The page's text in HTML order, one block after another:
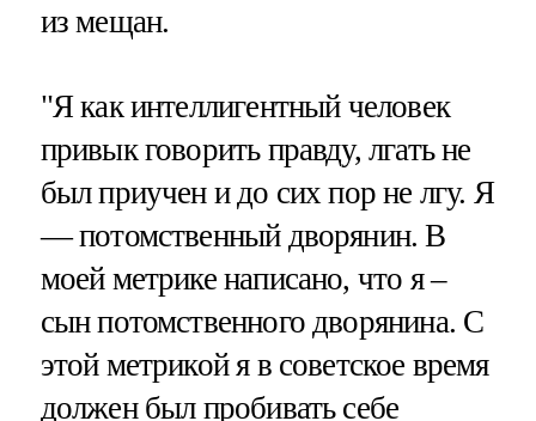
из мещан.
"Я как интеллигентный человек
привык говорить правду, лгать не
был приучен и до сих пор не лгу. Я
— потомственный дворянин. В
моей метрике написано, что я –
сын потомственного дворянина. С
этой метрикой я в советское время
должен был пробивать себе